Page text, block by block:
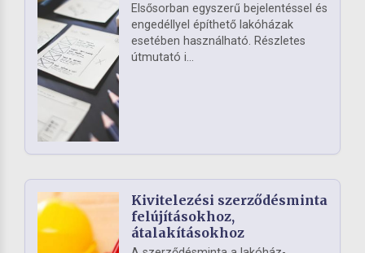
Elsősorban egyszerű bejelentéssel és
engedéllyel építhető lakóházak
esetében használható. Részletes
útmutató i...
Kivitelezési szerződésminta
felújításokhoz,
átalakításokhoz